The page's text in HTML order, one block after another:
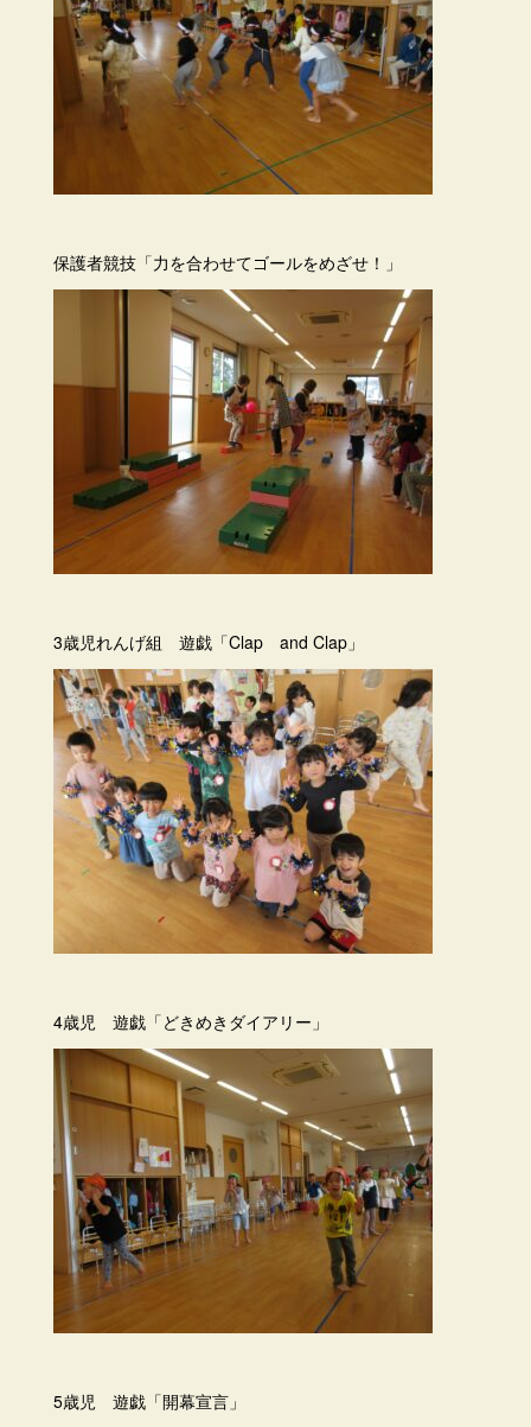
保護者競技「力を合わせてゴールをめざせ！」
3歳児れんげ組 遊戯「Clap and Clap」
4歳児 遊戯「どきめきダイアリー」
5歳児 遊戯「開幕宣言」